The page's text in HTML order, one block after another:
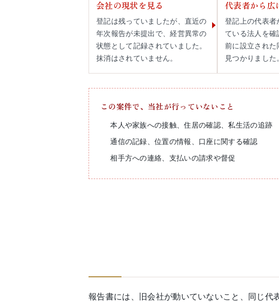
会社の現状を見る
登記は残っていましたが、直近の
年次報告が未提出で、経営異常の
状態として記録されていました。
抹消はされていません。
代表者から広
登記上の代表者
ている法人を確
前に設立された
見つかりました
この案件で、当社が行っていないこと
本人や家族への接触、住居の確認、私生活の追跡
通信の記録、位置の情報、口座に関する確認
相手方への連絡、支払いの請求や督促
報告書には、旧会社が動いていないこと、同じ